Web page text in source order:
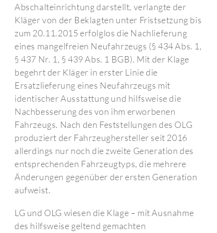
Abschalteinrichtung darstellt, verlangte der
Kläger von der Beklagten unter Fristsetzung bis
zum 20.11.2015 erfolglos die Nachlieferung
eines mangelfreien Neufahrzeugs (§ 434 Abs. 1,
§ 437 Nr. 1, § 439 Abs. 1 BGB). Mit der Klage
begehrt der Kläger in erster Linie die
Ersatzlieferung eines Neufahrzeugs mit
identischer Ausstattung und hilfsweise die
Nachbesserung des von ihm erworbenen
Fahrzeugs. Nach den Feststellungen des OLG
produziert der Fahrzeughersteller seit 2016
allerdings nur noch die zweite Generation des
entsprechenden Fahrzeugtyps, die mehrere
Änderungen gegenüber der ersten Generation
aufweist.
LG und OLG wiesen die Klage – mit Ausnahme
des hilfsweise geltend gemachten